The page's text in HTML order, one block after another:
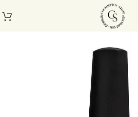
עמוד הבית